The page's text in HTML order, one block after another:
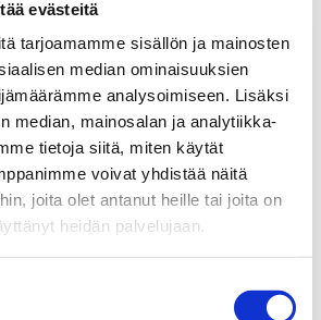
evästeitä
tarjoamamme sisällön ja mainosten
median ominaisuuksien
analysoimiseen. Lisäksi
median, mainosalan ja analytiikka-
tietoja siitä, miten käytät
voivat yhdistää näitä
joita olet antanut heille tai joita on
heidän palvelujaan.
kansalaisen käyttöliittymä
asioinnissa
ratkaisuja
kehittämiseen?
vastuullisuus ja lihavuus
of social media on stock
The Power of Sustainable